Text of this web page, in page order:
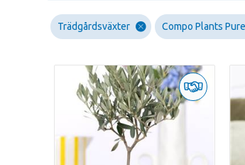
Trädgårdsväxter Compo Plants